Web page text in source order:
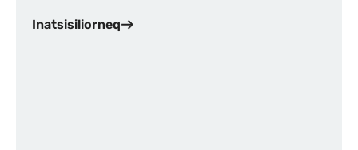
Inatsisiliorneq